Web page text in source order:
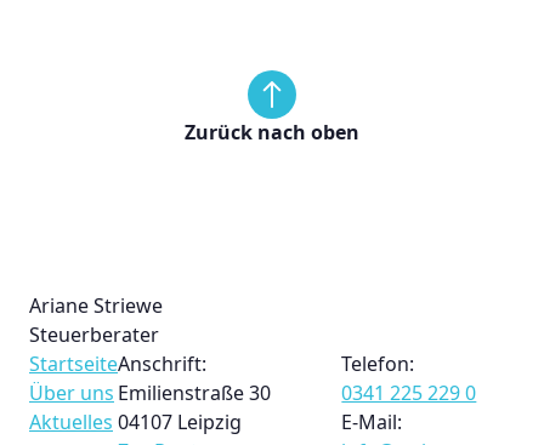
Zurück nach oben
Ariane Striewe
Steuerberater
Startseite
Über uns
Aktuelles
Anschrift:
Emilienstraße 30
04107 Leipzig
Telefon:
0341 225 229 0
E-Mail: